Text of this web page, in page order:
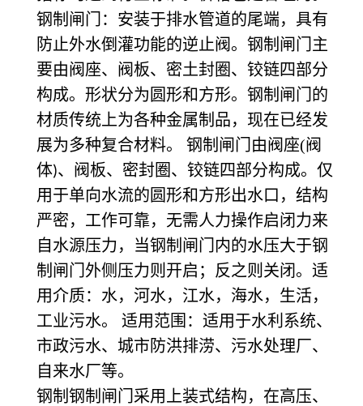
钢制闸门：安装于排水管道的尾端，具有
防止外水倒灌功能的逆止阀。钢制闸门主
要由阀座、阀板、密土封圈、铰链四部分
构成。形状分为圆形和方形。钢制闸门的
材质传统上为各种金属制品，现在已经发
展为多种复合材料。 钢制闸门由阀座(阀
体)、阀板、密封圈、铰链四部分构成。仅
用于单向水流的圆形和方形出水口，结构
严密，工作可靠，无需人力操作启闭力来
自水源压力，当钢制闸门内的水压大于钢
制闸门外侧压力则开启；反之则关闭。适
用介质：水，河水，江水，海水，生活，
工业污水。 适用范围：适用于水利系统、
市政污水、城市防洪排涝、污水处理厂、
自来水厂等。
钢制钢制闸门采用上装式结构，在高压、